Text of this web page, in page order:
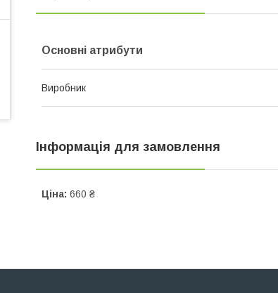
Основні атрибути
Виробник
Інформація для замовлення
Ціна: 660 ₴